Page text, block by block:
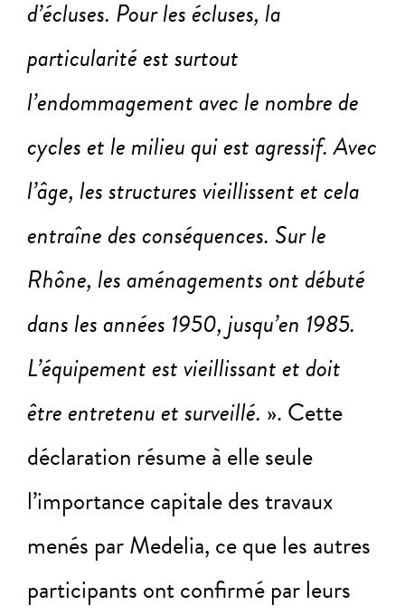
d’écluses. Pour les écluses, la
particularité est surtout
l’endommagement avec le nombre de
cycles et le milieu qui est agressif. Avec
l’âge, les structures vieillissent et cela
entraîne des conséquences. Sur le
Rhône, les aménagements ont débuté
dans les années 1950, jusqu’en 1985.
L’équipement est vieillissant et doit
être entretenu et surveillé. ». Cette
déclaration résume à elle seule
l’importance capitale des travaux
menés par Medelia, ce que les autres
participants ont confirmé par leurs